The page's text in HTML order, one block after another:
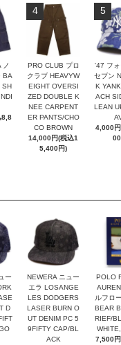
ノ
BA
SH
8,8
4
PRO CLUB プロ
クラブ HEAVYW
EIGHT OVERSI
ZED DOUBLE K
NEE CARPENT
ER PANTS/CHO
CO BROWN
14,000円(税込1
5,400円)
5
'47 フォ
セブン
K
ACH
LEAN
4,000
ー
D
NEWERA ニュー
エラ LOSANGE
LES DODGERS
LASER BURN O
UT DENIM PC 5
9FIFTY CAP/BL
ACK
POLO
ルフロ
BEAR
RIEF/
7,500